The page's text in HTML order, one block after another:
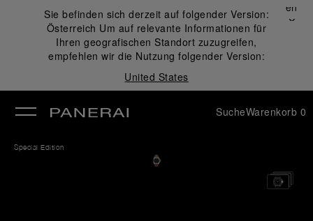
Sie befinden sich derzeit auf folgender Version:
Österreich Um auf relevante Informationen für
Ihren geografischen Standort zuzugreifen,
empfehlen wir die Nutzung folgender Version:
United States
Schließen
✕
SucheWarenkorb 0
Special Edition